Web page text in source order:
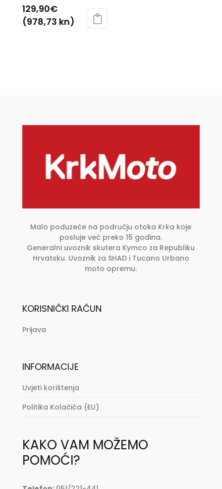
129,90€
(978,73 kn)
mogu
proizvoda
Malo poduzeće na području otoka Krka koje
posluje već preko 15 godina.
Generalni uvoznik skutera Kymco za Republiku
Hrvatsku. Uvoznik za SHAD i Tucano Urbano
moto opremu.
KORISNIČKI RAČUN
Prijava
INFORMACIJE
Uvjeti korištenja
Politika Kolačića (EU)
KAKO VAM MOŽEMO
POMOĆI?